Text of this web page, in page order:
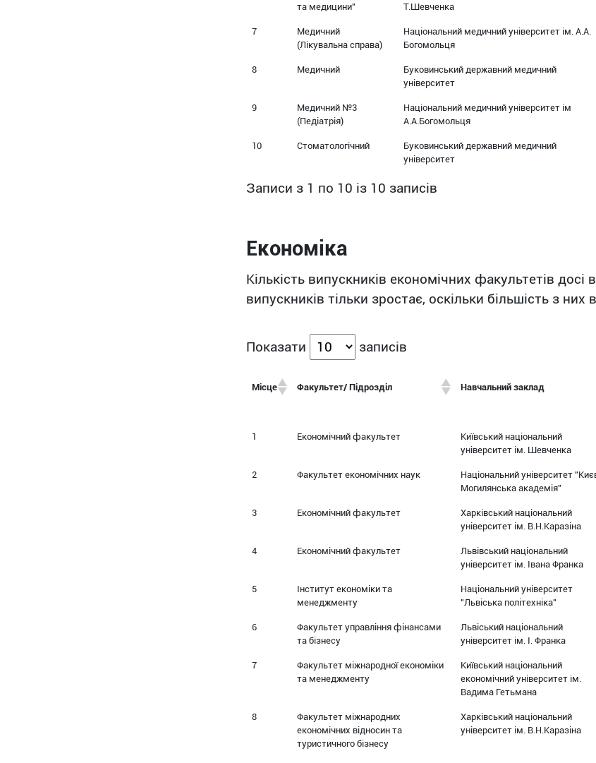
та медицини"
Т.Шевченка
7
Медичний
(Лікувальна справа)
Національний медичний університет ім. А.А.
Богомольця
8 Медичний
Буковинський державний медичний
університет
9
Медичний №3
(Педіатрія)
Національний медичний університет ім
А.А.Богомольця
10 Стоматологічний
Буковинський державний медичний
університет
Записи з 1 по 10 із 10 записів
Економіка
Кількість випускників економічних факультетів
випускників тільки зростає, оскільки більшість з
Показати записів
Місце Факультет/ Підрозділ Навчальний заклад
1 Економічний факультет
Київський національний
університет ім. Шевченка
2 Факультет економічних наук
Національний університет
Могилянська академія"
3 Економічний факультет
Харківський національний
університет ім. В.Н.Каразіна
4 Економічний факультет
Львівський національний
університет ім. Івана Франка
5
Інститут економіки та
менеджменту
Національний університет
"Львіська політехніка"
6
Факультет управління фінансами
та бізнесу
Львіський національний
університет ім. І. Франка
7
Факультет міжнародної економіки
та менеджменту
Київський національний
економічний університет ім.
Вадима Гетьмана
8
Факультет міжнародних
економічних відносин та
туристичного бізнесу
Харківський національний
університет ім. В.Н.Каразіна